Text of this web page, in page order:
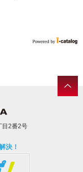
2番2号
決！